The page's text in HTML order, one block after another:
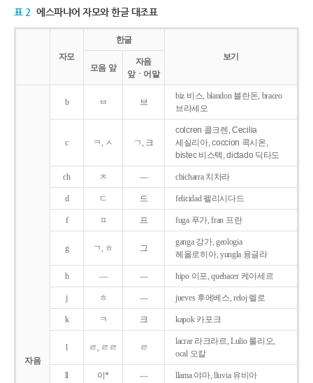
표 2 에스파냐어 자모와 한글 대조표
자모
한글
보기
모음 앞
자음
앞ㆍ어말
자음
b ㅂ 브
biz 비스, blandon 블란돈, braceo
브라세오
c ㅋ, ㅅ ㄱ, 크
colcren 콜크렌, Cecilia
세실리아, coccion 콕시온,
bistec 비스텍, dictado 딕타도
ch ㅊ ― chicharra 치차라
d ㄷ 드 felicidad 펠리시다드
f ㅍ 프 fuga 푸가, fran 프란
g ㄱ, ㅎ 그
ganga 강가, geologia
헤올로히아, yungla 융글라
h ― ― hipo 이포, quehacer 케아세르
j ㅎ ― jueves 후에베스, reloj 렐로
k ㅋ 크 kapok 카포크
l ㄹ, ㄹㄹ ㄹ
lacrar 라크라르, Lulio 룰리오,
ocal 오칼
ll 이* ― llama 야마, lluvia 유비아